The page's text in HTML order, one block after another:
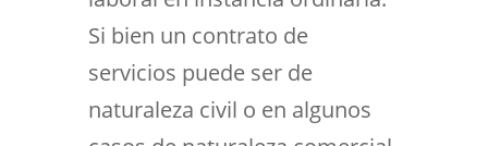
Si bien un contrato de
servicios puede ser de
naturaleza civil o en algunos